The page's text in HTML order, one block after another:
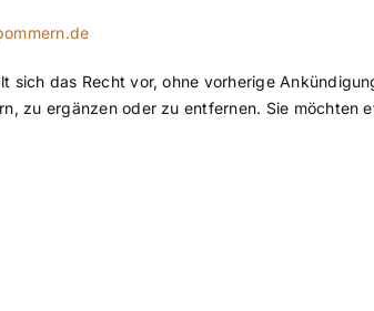
sich das Recht vor, ohne vorherige
zu ergänzen oder zu entfernen. Sie möchten